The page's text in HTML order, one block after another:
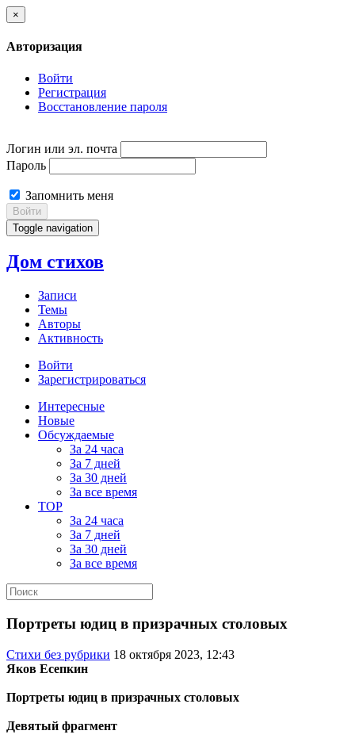
×
Авторизация
Войти
Регистрация
Восстановление пароля
Логин или эл. почта
Пароль
Запомнить меня
Войти
Toggle navigation
Дом стихов
Записи
Темы
Авторы
Активность
Войти
Зарегистрироваться
Интересные
Новые
Обсуждаемые
За 24 часа
За 7 дней
За 30 дней
За все время
TOP
За 24 часа
За 7 дней
За 30 дней
За все время
Портреты юдиц в призрачных столовых
Стихи без рубрики 18 октября 2023, 12:43
Яков Есепкин
Портреты юдиц в призрачных столовых
Девятый фрагмент